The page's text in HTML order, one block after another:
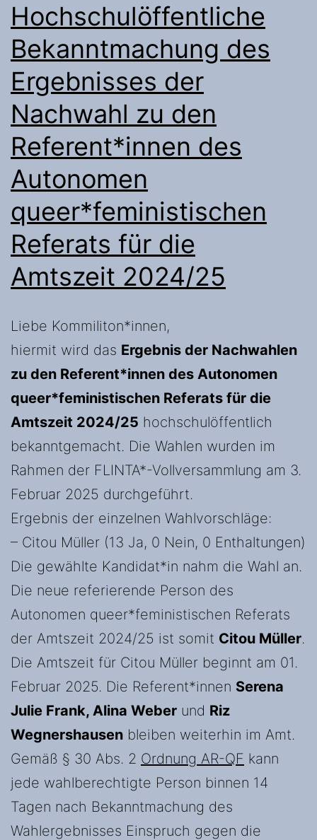
Hochschulöffentliche
Bekanntmachung des
Ergebnisses der
Nachwahl zu den
Referent*innen des
Autonomen
queer*feministischen
Referats für die
Amtszeit 2024/25
Liebe Kommiliton*innen,
hiermit wird das Ergebnis der Nachwahlen
zu den Referent*innen des Autonomen
queer*feministischen Referats für die
Amtszeit 2024/25 hochschulöffentlich
bekanntgemacht. Die Wahlen wurden im
Rahmen der FLINTA*-Vollversammlung am 3.
Februar 2025 durchgeführt.
Ergebnis der einzelnen Wahlvorschläge:
– Citou Müller (13 Ja, 0 Nein, 0 Enthaltungen)
Die gewählte Kandidat*in nahm die Wahl an.
Die neue referierende Person des
Autonomen queer*feministischen Referats
der Amtszeit 2024/25 ist somit Citou Müller.
Die Amtszeit für Citou Müller beginnt am 01.
Februar 2025. Die Referent*innen Serena
Julie Frank, Alina Weber und Riz
Wegnershausen bleiben weiterhin im Amt.
Gemäß § 30 Abs. 2 Ordnung AR-QF kann
jede wahlberechtigte Person binnen 14
Tagen nach Bekanntmachung des
Wahlergebnisses Einspruch gegen die